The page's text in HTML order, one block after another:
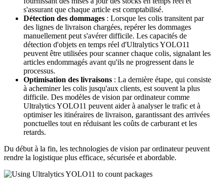
s'assurant que chaque article est comptabilisé.
Détection des dommages : Lorsque les colis transitent par
des lignes de livraison chargées, repérer les dommages
manuellement peut s'avérer difficile. Les capacités de
détection d'objets en temps réel d'Ultralytics YOLO11
peuvent être utilisées pour scanner chaque colis, signalant les
articles endommagés avant qu'ils ne progressent dans le
processus.
Optimisation des livraisons : La dernière étape, qui consiste
à acheminer les colis jusqu'aux clients, est souvent la plus
difficile. Des modèles de vision par ordinateur comme
Ultralytics YOLO11 peuvent aider à analyser le trafic et à
optimiser les itinéraires de livraison, garantissant des arrivées
ponctuelles tout en réduisant les coûts de carburant et les
retards.
Du début à la fin, les technologies de vision par ordinateur peuvent
rendre la logistique plus efficace, sécurisée et abordable.